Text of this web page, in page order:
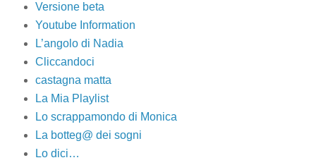
Versione beta
Youtube Information
L’angolo di Nadia
Cliccandoci
castagna matta
La Mia Playlist
Lo scrappamondo di Monica
La botteg@ dei sogni
Lo dici…